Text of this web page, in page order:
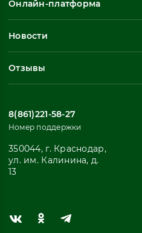
Профессиональное обучение
Все
Онлайн-платформа
Новости
Отзывы
8(861)221-58-27
Номер поддержки
350044, г. Краснодар,
ул. им. Калинина, д.
13